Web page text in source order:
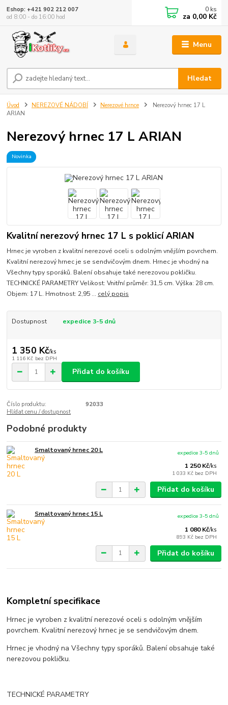
Menu
Hledat
Eshop: +421 902 212 007
od 8:00 - do 16:00 hod
0 ks
za 0,00 Kč
Úvod NEREZOVÉ NÁDOBÍ Nerezové hrnce
Nerezový hrnec 17 L
ARIAN
Nerezový hrnec 17 L ARIAN
Novinka
Kvalitní nerezový hrnec 17 L s poklicí ARIAN
Hrnec je vyroben z kvalitní nerezové oceli s odolným vnějším povrchem.
Kvalitní nerezový hrnec je se sendvičovým dnem. Hrnec je vhodný na
Všechny typy sporáků. Balení obsahuje také nerezovou pokličku.
TECHNICKÉ PARAMETRY Velikost: Vnitřní průměr: 31,5 cm. Výška: 28 cm.
Objem: 17 L. Hmotnost: 2,95 ... celý popis
Dostupnost expedice 3-5 dnů
1 350 Kč/ks
1 116 Kč bez DPH
Přidat do košíku
Číslo produktu:
92033
Hlídat cenu / dostupnost
Podobné produkty
Smaltovaný hrnec 20 L
1 250 Kč/ks
1 033 Kč bez DPH
expedice 3-5 dnů
Přidat do košíku
Smaltovaný hrnec 15 L
1 080 Kč/ks
893 Kč bez DPH
expedice 3-5 dnů
Přidat do košíku
Kompletní specifikace
Hrnec je vyroben z kvalitní nerezové oceli s odolným vnějším
povrchem. Kvalitní nerezový hrnec je se sendvičovým dnem.
Hrnec je vhodný na Všechny typy sporáků. Balení obsahuje také
nerezovou pokličku.
TECHNICKÉ PARAMETRY